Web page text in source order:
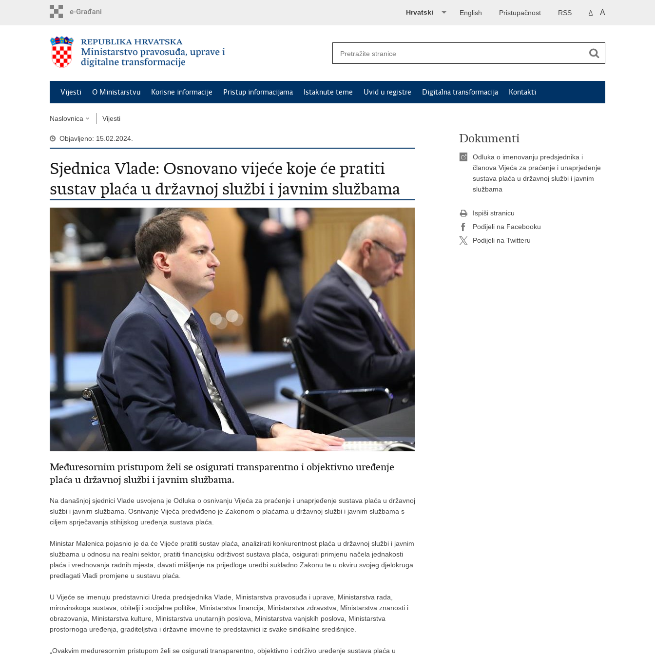
A A
RSS
Pristupačnost
English
Hrvatski
Vijesti O Ministarstvu Korisne informacije Pristup informacijama Istaknute teme Uvid u registre Digitalna transformacija Kontakti
Naslovnica Vijesti
Objavljeno: 15.02.2024.
Sjednica Vlade: Osnovano vijeće koje će pratiti
sustav plaća u državnoj službi i javnim službama
Međuresornim pristupom želi se osigurati transparentno i objektivno uređenje
plaća u državnoj službi i javnim službama.
Na današnjoj sjednici Vlade usvojena je Odluka o osnivanju Vijeća za praćenje i unaprjeđenje sustava plaća u državnoj
službi i javnim službama. Osnivanje Vijeća predviđeno je Zakonom o plaćama u državnoj službi i javnim službama s
ciljem sprječavanja stihijskog uređenja sustava plaća.
Ministar Malenica pojasnio je da će Vijeće pratiti sustav plaća, analizirati konkurentnost plaća u državnoj službi i javnim
službama u odnosu na realni sektor, pratiti financijsku održivost sustava plaća, osigurati primjenu načela jednakosti
plaća i vrednovanja radnih mjesta, davati mišljenje na prijedloge uredbi sukladno Zakonu te u okviru svojeg djelokruga
predlagati Vladi promjene u sustavu plaća.
U Vijeće se imenuju predstavnici Ureda predsjednika Vlade, Ministarstva pravosuđa i uprave, Ministarstva rada,
mirovinskoga sustava, obitelji i socijalne politike, Ministarstva financija, Ministarstva zdravstva, Ministarstva znanosti i
obrazovanja, Ministarstva kulture, Ministarstva unutarnjih poslova, Ministarstva vanjskih poslova, Ministarstva
prostornoga uređenja, graditeljstva i državne imovine te predstavnici iz svake sindikalne središnjice.
„Ovakvim međuresornim pristupom želi se osigurati transparentno, objektivno i održivo uređenje sustava plaća u
Dokumenti
Odluka o imenovanju predsjednika i
članova Vijeća za praćenje i unaprjeđenje
sustava plaća u državnoj službi i javnim
službama
Ispiši stranicu
Podijeli na Facebooku
Podijeli na Twitteru